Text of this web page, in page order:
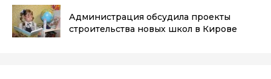
Администрация обсудила проекты
строительства новых школ в Кирове